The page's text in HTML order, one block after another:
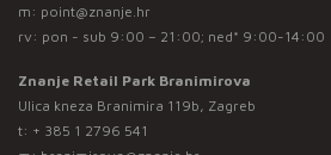
m: point@znanje.hr
rv: pon - sub 9:00 – 21:00; ned* 9:00-14:00
Znanje Retail Park Branimirova
Ulica kneza Branimira 119b, Zagreb
t: + 385 1 2796 541